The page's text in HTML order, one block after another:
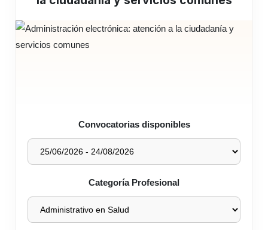
Convocatorias disponibles
Categoría Profesional